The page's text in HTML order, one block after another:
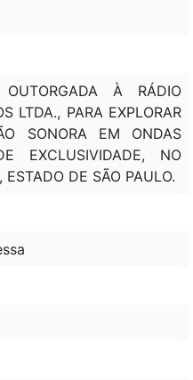
À RÁDIO
LTDA., PARA EXPLORAR
SONORA EM ONDAS
EXCLUSIVIDADE, NO
DE SÃO PAULO.